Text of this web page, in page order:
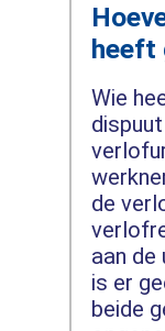
heeft
Wie
de
aan de
is er
beide